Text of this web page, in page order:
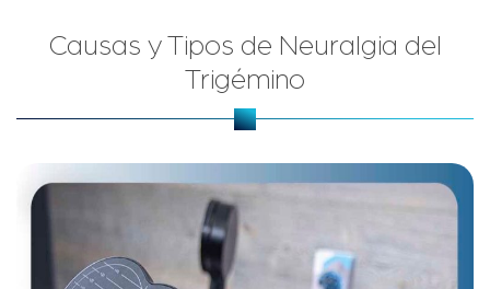
Causas y Tipos de Neuralgia del
Trigémino